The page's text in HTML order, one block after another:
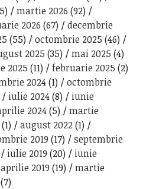
martie 2026 (92)
2026 (67)
decembrie
(55) octombrie 2025 (46)
2025 (35) mai 2025 (4)
2025 (11) februarie 2025 (2)
2024(1)
octombrie
iulie 2024(8)
iunie
2024(5)
martie
august 2022(1)
2019 (17)
septembrie
iulie 2019 (20)
iunie
aprilie 2019 (19)
martie
(7)